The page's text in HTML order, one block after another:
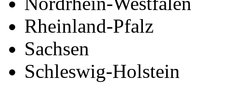
Rheinland-Pfalz
Sachsen
Schleswig-Holstein